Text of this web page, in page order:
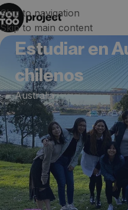
Skip to navigation
Skip to main content
Estudiar en
chilenos
Australia